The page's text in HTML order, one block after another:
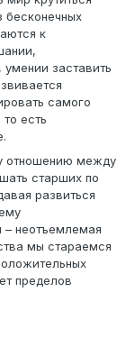
бесконечных
к
заставить
самого
есть
отношению между
старших по
развиться
неотъемлемая
мы стараемся
пределов